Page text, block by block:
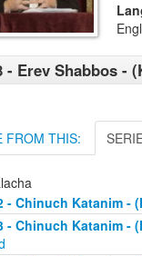
- Erev Shabbos -
FROM THIS:
- Chinuch Katanim -
- Chinuch Katanim -